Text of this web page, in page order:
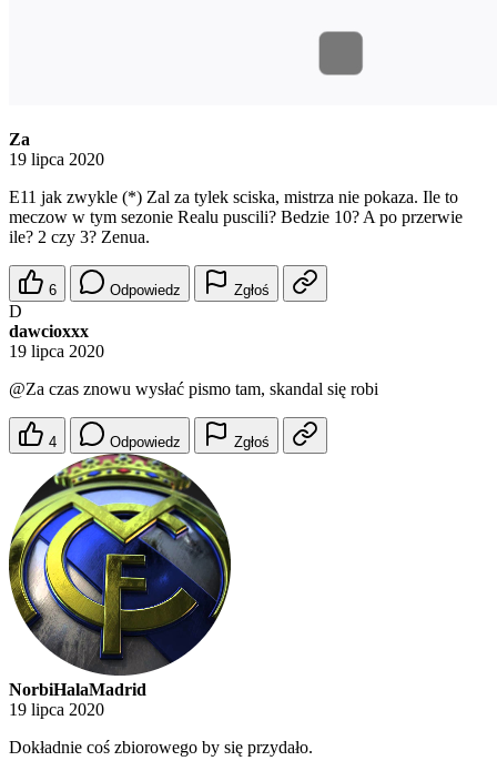
Za
19 lipca 2020
E11 jak zwykle (*) Zal za tylek sciska, mistrza nie pokaza. Ile to
meczow w tym sezonie Realu puscili? Bedzie 10? A po przerwie
ile? 2 czy 3? Zenua.
6 Odpowiedz Zgłoś
D
dawcioxxx
19 lipca 2020
@Za czas znowu wysłać pismo tam, skandal się robi
4 Odpowiedz Zgłoś
NorbiHalaMadrid
19 lipca 2020
Dokładnie coś zbiorowego by się przydało.